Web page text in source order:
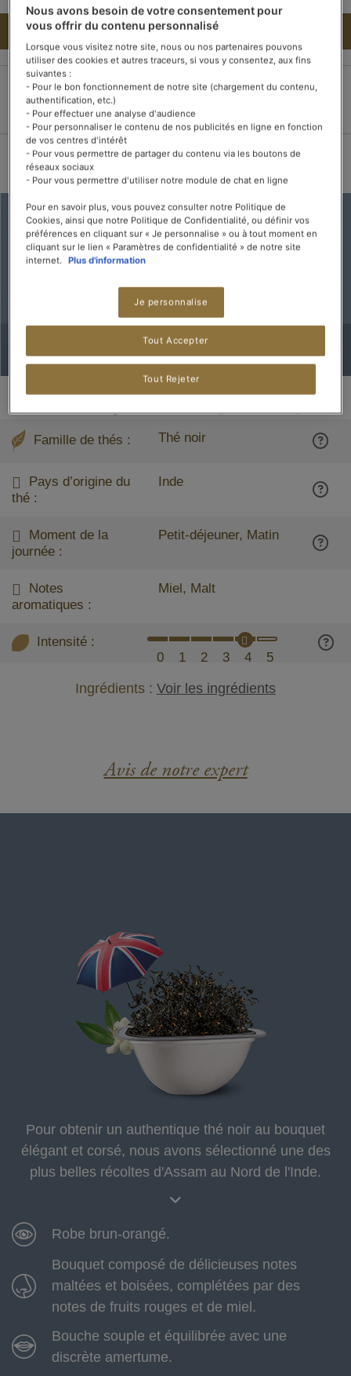
AJOUTER AU PANIER
Paiement 100%
sécurisé
jours
Caractéristiques du thé English Breakfast
Famille de thés : Thé noir
Pays d’origine du
thé :
Inde
Moment de la
journée :
Petit-déjeuner, Matin
Notes
aromatiques :
Miel, Malt
Intensité :
0
1 2 3 4 5
Ingrédients : Voir les ingrédients
Avis de notre expert
Pour obtenir un authentique thé noir au bouquet
élégant et corsé, nous avons sélectionné une des
plus belles récoltes d'Assam au Nord de l'Inde.
Robe brun-orangé.
Bouquet composé de délicieuses notes
maltées et boisées, complétées par des
notes de fruits rouges et de miel.
Bouche souple et équilibrée avec une
discrète amertume.
Nous avons besoin de votre consentement pour
vous offrir du contenu personnalisé
Lorsque vous visitez notre site, nous ou nos partenaires pouvons
utiliser des cookies et autres traceurs, si vous y consentez, aux fins
suivantes :
- Pour le bon fonctionnement de notre site (chargement du contenu,
authentification, etc.)
- Pour effectuer une analyse d'audience
- Pour personnaliser le contenu de nos publicités en ligne en fonction
de vos centres d'intérêt
- Pour vous permettre de partager du contenu via les boutons de
réseaux sociaux
- Pour vous permettre d'utiliser notre module de chat en ligne
Pour en savoir plus, vous pouvez consulter notre Politique de
Cookies, ainsi que notre Politique de Confidentialité, ou définir vos
préférences en cliquant sur « Je personnalise » ou à tout moment en
cliquant sur le lien « Paramètres de confidentialité » de notre site
internet.
Plus d'information
Je personnalise
Tout Rejeter
Tout Accepter